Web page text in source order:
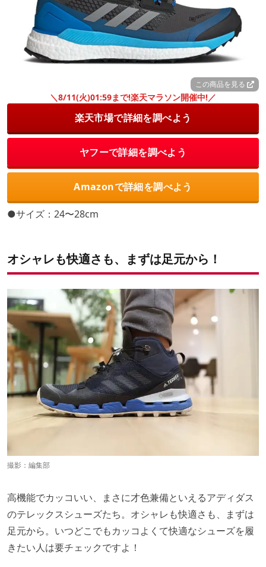
この商品を見る
＼8/11(火)01:59まで!楽天マラソン開催中!／
楽天市場で詳細を調べよう
ヤフーで詳細を調べよう
Amazonで詳細を調べよう
●サイズ：24〜28cm
オシャレも快適さも、まずは足元から！
撮影：編集部
高機能でカッコいい、まさに才色兼備といえるアディダス
のテレックスシューズたち。オシャレも快適さも、まずは
足元から。いつどこでもカッコよくて快適なシューズを履
きたい人は要チェックですよ！